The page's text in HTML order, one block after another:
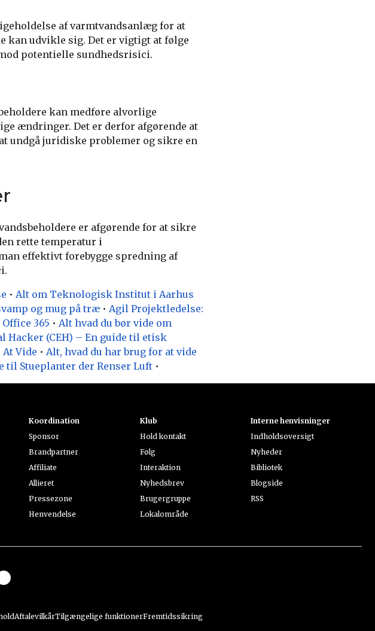
af varmtvandsanlæg for at
kan udvikle sig. Det er vigtigt at følge
potentielle sundhedsrisici.
kan medføre alvorlige
ændringer. Det er derfor afgørende at
undgå juridiske problemer og sikre en
er afgørende for at sikre
rette temperatur i
effektivt forebygge spredning af
• Alt om Teknologisk Institut i Aarhus
og mug på træ • Agil Projektledelse:
365 • Alt hvad du bør vide om
Hacker (CEH) – En guide til etisk
Vide • Alt, hvad du har brug for at vide
til Stueplanter der Renser Luft •
Koordination
Sponsor
Brandpartner
Affiliate
Allieret
Pressezone
Henvendelse
Klub
Hold kontakt
Følg
Interaktion
Nyhedsbrev
Brugergruppe
Lokalområde
Interne henvisninger
Indholdsoversigt
Nyheder
Bibliotek
Blogside
RSS
AftalevilkårTilgængelige funktionerFremtidssikring